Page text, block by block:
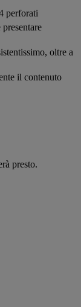
perforati
oltre a
il contenuto
presto.